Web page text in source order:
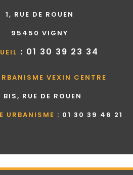
1, RUE DE ROUEN
95450 VIGNY
: 01 30 39 23 34
VEXIN CENTRE
BIS, RUE DE ROUEN
URBANISME : 01 30 39 46 21